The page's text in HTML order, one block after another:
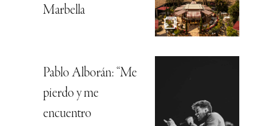
Marbella
Pablo Alborán: “Me
pierdo y me
encuentro